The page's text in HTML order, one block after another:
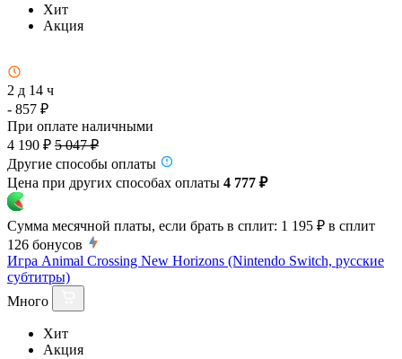
Хит
Акция
2 д 14 ч
- 857 ₽
При оплате наличными
4 190 ₽ 5 047 ₽
Другие способы оплаты
Цена при других способах оплаты 4 777 ₽
Сумма месячной платы, если брать в сплит: 1 195 ₽ в сплит
126 бонусов
Игра Animal Crossing New Horizons (Nintendo Switch, русские
субтитры)
Много
Хит
Акция